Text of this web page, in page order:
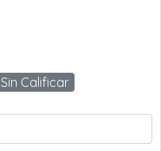
Sin Calificar